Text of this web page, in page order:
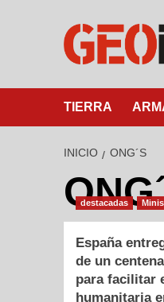
TIERRA
INICIO ONG´S
destacadas
España
de un
para facilitar
humanitaria